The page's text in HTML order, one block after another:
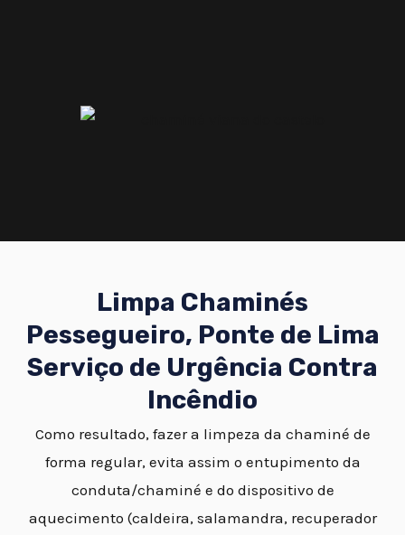
Limpa Chaminés
Pessegueiro, Ponte de Lima
Serviço de Urgência Contra
Incêndio
Como resultado, fazer a limpeza da chaminé de
forma regular, evita assim o entupimento da
conduta/chaminé e do dispositivo de
aquecimento (caldeira, salamandra, recuperador